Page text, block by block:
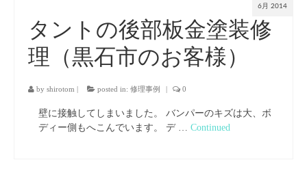
6月 2014
タントの後部板金塗装修
理（黒石市のお客様）
by shirotom | posted in: 修理事例 | 0
壁に接触してしまいました。 バンパーのキズは大、ボ
ディー側もへこんでいます。 デ … Continued